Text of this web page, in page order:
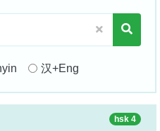
汉+Eng
hsk 4